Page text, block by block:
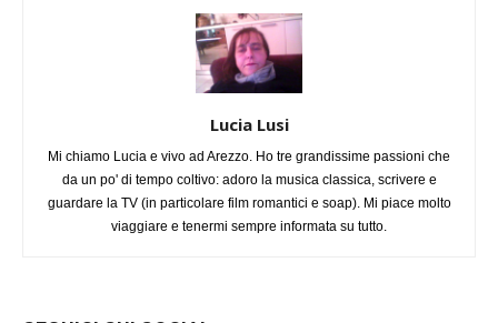
Lucia Lusi
Mi chiamo Lucia e vivo ad Arezzo. Ho tre grandissime passioni che
da un po' di tempo coltivo: adoro la musica classica, scrivere e
guardare la TV (in particolare film romantici e soap). Mi piace molto
viaggiare e tenermi sempre informata su tutto.